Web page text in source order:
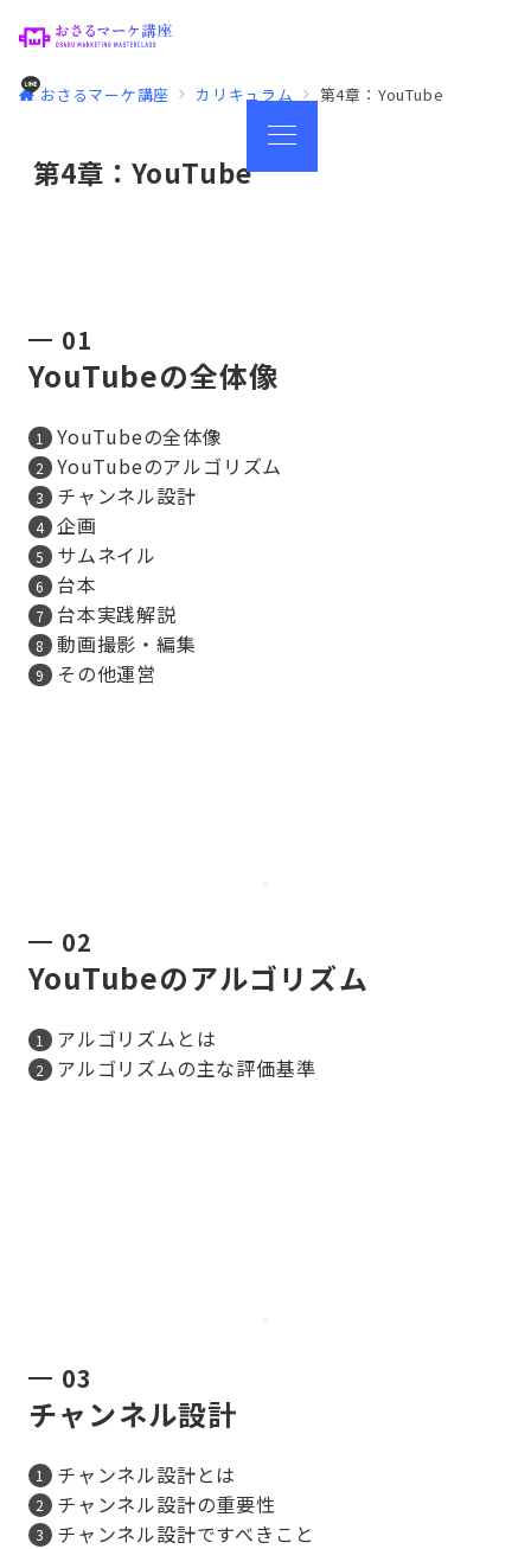
おさるマーケ講座 カリキュラム 第4章：YouTube
第4章：YouTube
01
YouTubeの全体像
YouTubeの全体像
YouTubeのアルゴリズム
チャンネル設計
企画
サムネイル
台本
台本実践解説
動画撮影・編集
その他運営
02
YouTubeのアルゴリズム
アルゴリズムとは
アルゴリズムの主な評価基準
03
チャンネル設計
チャンネル設計とは
チャンネル設計の重要性
チャンネル設計ですべきこと